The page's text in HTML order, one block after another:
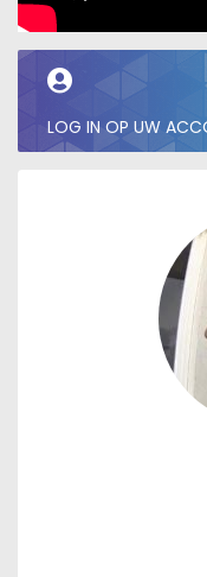
LOG IN OP UW